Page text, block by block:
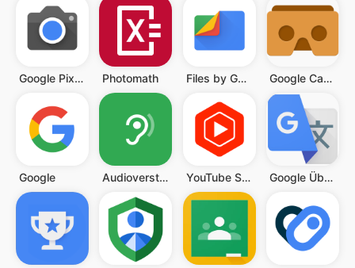
Google Pixel-Kamera Photomath Files by Google Google Cardboard
Google Audioverstärker YouTube Studio Google Übersetzer